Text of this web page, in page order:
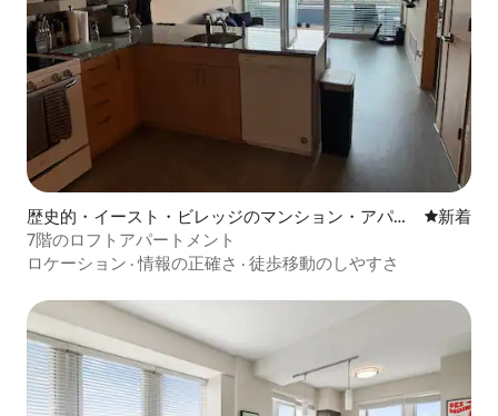
歴史的・イースト・ビレッジのマンション・アパー
ト
新しい宿
新着
7階のロフトアパートメント
ロケーション ·情報の正確さ · 徒歩移動のしやすさ